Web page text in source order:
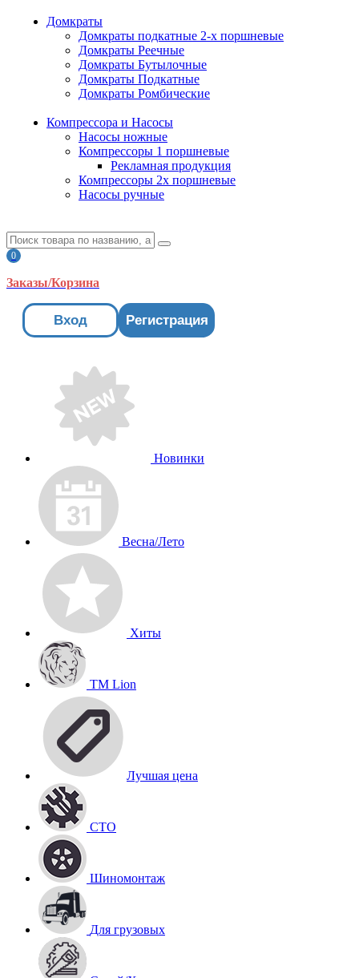
Домкраты
Домкраты подкатные 2-х поршневые
Домкраты Реечные
Домкраты Бутылочные
Домкраты Подкатные
Домкраты Ромбические
Компрессора и Насосы
Насосы ножные
Компрессоры 1 поршневые
Рекламная продукция
Компрессоры 2х поршневые
Насосы ручные
0
Заказы/Корзина
Вход Регистрация
Новинки
Весна/Лето
Хиты
TM Lion
Лучшая цена
СТО
Шиномонтаж
Для грузовых